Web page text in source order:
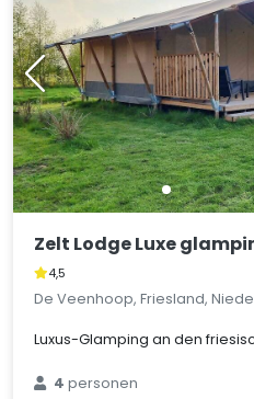
Zelt Lodge Luxe
4,5
De Veenhoop, Friesland,
Luxus-Glamping an den
4personen